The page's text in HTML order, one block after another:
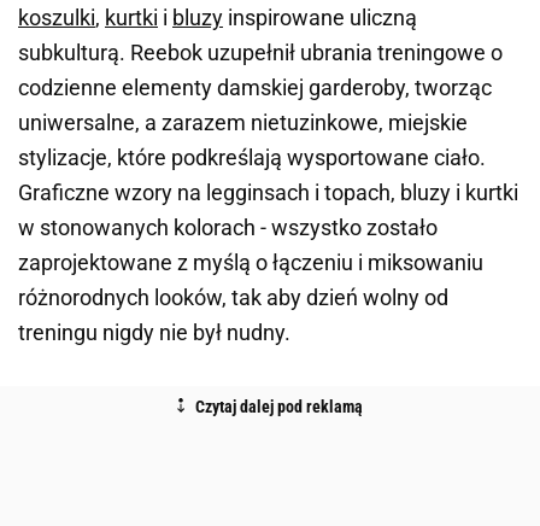
koszulki, kurtki i bluzy inspirowane uliczną
subkulturą. Reebok uzupełnił ubrania treningowe o
codzienne elementy damskiej garderoby, tworząc
uniwersalne, a zarazem nietuzinkowe, miejskie
stylizacje, które podkreślają wysportowane ciało.
Graficzne wzory na legginsach i topach, bluzy i kurtki
w stonowanych kolorach - wszystko zostało
zaprojektowane z myślą o łączeniu i miksowaniu
różnorodnych looków, tak aby dzień wolny od
treningu nigdy nie był nudny.